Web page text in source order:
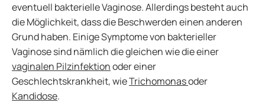
eventuell bakterielle Vaginose. Allerdings besteht auch
die Möglichkeit, dass die Beschwerden einen anderen
Grund haben. Einige Symptome von bakterieller
Vaginose sind nämlich die gleichen wie die einer
vaginalen Pilzinfektionoder einer
Geschlechtskrankheit, wieTrichomonasoder
Kandidose.